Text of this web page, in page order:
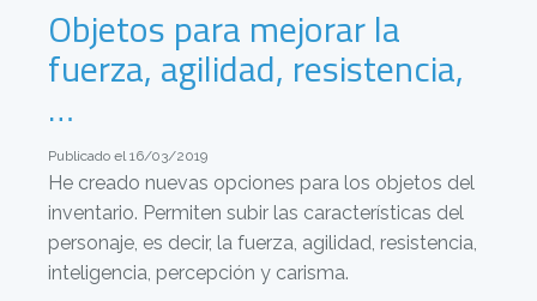
Objetos para mejorar la
fuerza, agilidad, resistencia,
…
Publicado el 16/03/2019
He creado nuevas opciones para los objetos del
inventario. Permiten subir las características del
personaje, es decir, la fuerza, agilidad, resistencia,
inteligencia, percepción y carisma.